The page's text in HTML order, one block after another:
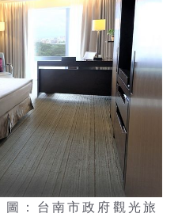
：台南市政府觀光旅